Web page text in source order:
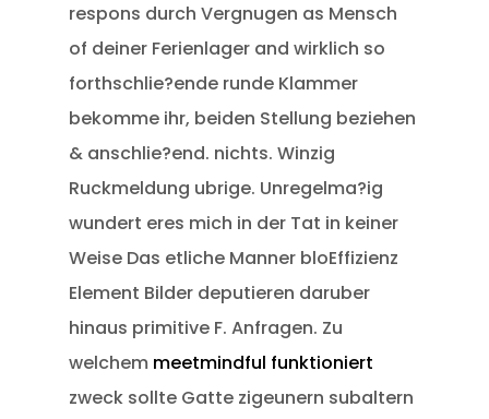
respons durch Vergnugen as Mensch
of deiner Ferienlager and wirklich so
forthschlie?ende runde Klammer
bekomme ihr, beiden Stellung beziehen
& anschlie?end. nichts. Winzig
Ruckmeldung ubrige. Unregelma?ig
wundert eres mich in der Tat in keiner
Weise Das etliche Manner bloEffizienz
Element Bilder deputieren daruber
hinaus primitive F. Anfragen. Zu
welchem meetmindful funktioniert
zweck sollte Gatte zigeunern subaltern